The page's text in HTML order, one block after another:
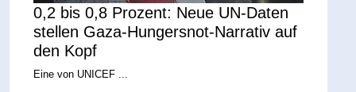
0,2 bis 0,8 Prozent: Neue UN-Daten
stellen Gaza-Hungersnot-Narrativ auf
den Kopf
Eine von UNICEF ...